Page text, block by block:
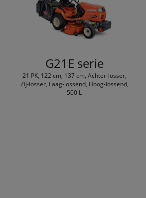
G21E serie
21 PK, 122 cm, 137 cm, Achter-losser,
Zij-losser, Laag-lossend, Hoog-lossend,
500 L